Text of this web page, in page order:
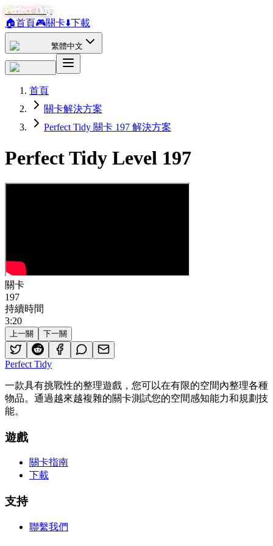
Perfect Tidy
🏠首頁🎮關卡⬇️下載
繁體中文
首頁
關卡解決方案
Perfect Tidy 關卡 197 解決方案
Perfect Tidy Level 197
關卡
197
持續時間
3:20
上一關 下一關
Perfect Tidy
一款具有挑戰性的整理遊戲，您可以在有限的空間內整理各種
物品。通過越來越複雜的關卡測試您的空間感知能力和規劃技
能。
遊戲
關卡指南
下載
支持
聯繫我們